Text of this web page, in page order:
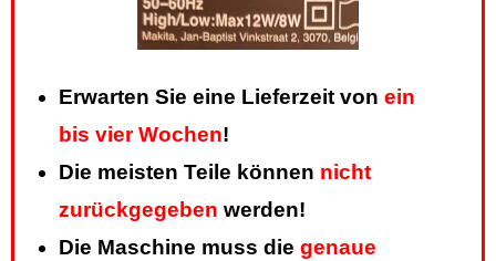
Erwarten Sie eine Lieferzeit von ein
bis vier Wochen!
Die meisten Teile können nicht
zurückgegeben werden!
Die Maschine muss die genaue